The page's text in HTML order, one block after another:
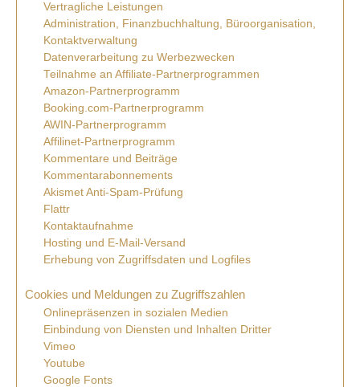
Vertragliche Leistungen
Administration, Finanzbuchhaltung, Büroorganisation,
Kontaktverwaltung
Datenverarbeitung zu Werbezwecken
Teilnahme an Affiliate-Partnerprogrammen
Amazon-Partnerprogramm
Booking.com-Partnerprogramm
AWIN-Partnerprogramm
Affilinet-Partnerprogramm
Kommentare und Beiträge
Kommentarabonnements
Akismet Anti-Spam-Prüfung
Flattr
Kontaktaufnahme
Hosting und E-Mail-Versand
Erhebung von Zugriffsdaten und Logfiles
Cookies und Meldungen zu Zugriffszahlen
Onlinepräsenzen in sozialen Medien
Einbindung von Diensten und Inhalten Dritter
Vimeo
Youtube
Google Fonts